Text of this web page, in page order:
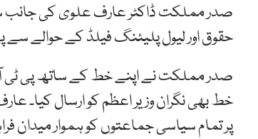
صدر مملکت ڈاکٹر عارف علوی کی جانب سے
حقوق اور لیول پلیئنگ فیلڈ کے حوالے
صدر مملکت نے اپنے خط کے ساتھ پی ٹی
خط بھی نگران وزیر اعظم کو ارسال کیا۔
پر تمام سیاسی جماعتوں کو ہموار میدان